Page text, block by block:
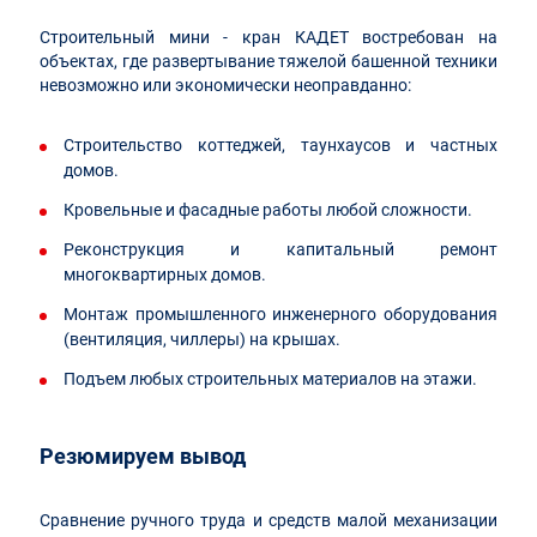
Строительный мини - кран КАДЕТ востребован на
объектах, где развертывание тяжелой башенной техники
невозможно или экономически неоправданно:
Строительство коттеджей, таунхаусов и частных
домов.
Кровельные и фасадные работы любой сложности.
Реконструкция и капитальный ремонт
многоквартирных домов.
Монтаж промышленного инженерного оборудования
(вентиляция, чиллеры) на крышах.
Подъем любых строительных материалов на этажи.
Резюмируем вывод
Сравнение ручного труда и средств малой механизации